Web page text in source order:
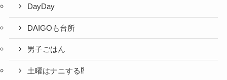
DayDay
DAIGOも台所
男子ごはん
土曜はナニする⁉